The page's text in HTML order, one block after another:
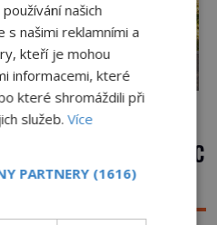
rozjede. Proč
téměř pět tisíc
našich
s našimi reklamními a
kteří je mohou
informacemi, které
které shromáždili při
služeb.Více
PARTNERY (1616)